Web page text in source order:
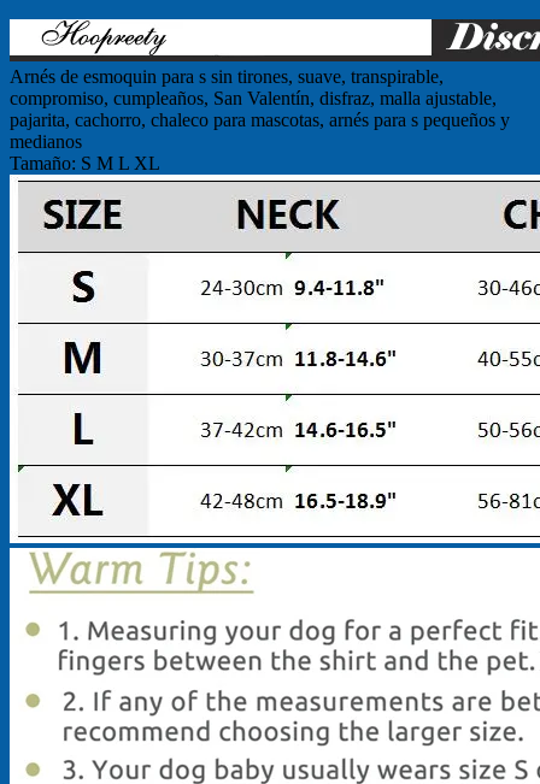
Arnés de esmoquin para s sin tirones, suave, transpirable,
compromiso, cumpleaños, San Valentín, disfraz, malla ajustable,
pajarita, cachorro, chaleco para mascotas, arnés para s pequeños y
medianos
Tamaño: S M L XL